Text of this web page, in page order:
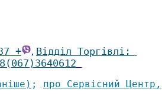
+ , Відділ Торгівлі :
) ; про Сервісний Центр ,